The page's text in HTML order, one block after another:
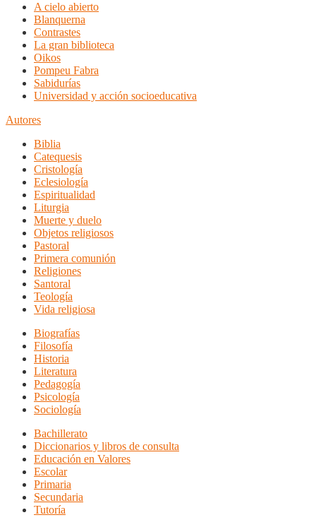
A cielo abierto
Blanquerna
Contrastes
La gran biblioteca
Oikos
Pompeu Fabra
Sabidurías
Universidad y acción socioeducativa
Autores
Biblia
Catequesis
Cristología
Eclesiología
Espiritualidad
Liturgia
Muerte y duelo
Objetos religiosos
Pastoral
Primera comunión
Religiones
Santoral
Teología
Vida religiosa
Biografías
Filosofía
Historia
Literatura
Pedagogía
Psicología
Sociología
Bachillerato
Diccionarios y libros de consulta
Educación en Valores
Escolar
Primaria
Secundaria
Tutoría